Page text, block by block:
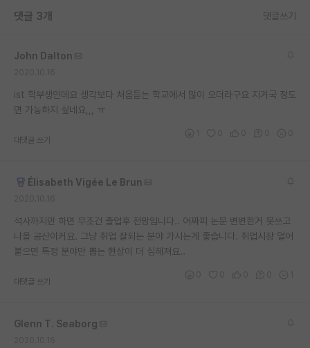
댓글 3개 댓글쓰기
John Dalton
ist 학부생인데요 생각보다 처음듣는 학교에서 많이 오더라구요 지거국 정도
면 가능하지 싶네요,,, ㅠ
대댓글 쓰기
Élisabeth Vigée Le Brun
석사까지만 하면 무조건 졸업후 전망입니다.. 어짜피 논문 변변한거 못쓰고
나올 공산이커요. 그냥 취업 잘되는 분야 가시는게 좋습니다. 취업시장 얼어
붙으면 특정 분야만 뽑는 현상이 더 심해져요..
대댓글 쓰기
Glenn T. Seaborg